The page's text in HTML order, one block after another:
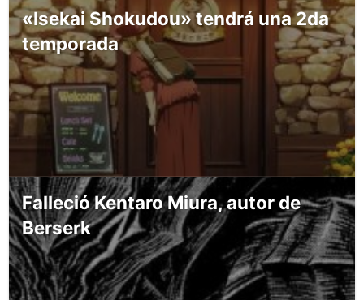
«Isekai Shokudou» tendrá una 2da
temporada
Falleció Kentaro Miura, autor de
Berserk